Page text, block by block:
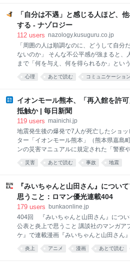
る人が新たに被爆者に認定されました。
者」は、広島との格差やことし発表され
の人体
ます。[1]Anthropic CEOも似たようなこ
ます。[2]それどころか、すでに業務アプ
企業で内製する事例が出ています。[3] 可
せるつもりでいるということです。その
るくらいです。 思い返してみてください
ChatGPTがすごいと大きく話題になった
の話です。その前はAIは一部の技術オタ
「自分は不遇」と感じる人ほど、
する - ナゾロジー
112 users nazology.kusuguru.co.jp
「周囲の人は順調なのに、どうして自分
ないのか」 そんな不公平感が強まると、
まで「何を与え、何を得られるか」とい
見るようになるかもしれません。 中国人
（Renmin University of China）の研究チ
人間関係を取引のように捉え、相手が自分
れほど役立つかを重視する傾向が示されま
成果は2025年10月30日付で学術誌『
次 「自分だけが報われない」という感覚
変えるのか不遇感は「優しさ」を軽視さ
つ能力」を上乗せする 「自分だけが報わ
う感覚は人間関係を変えるのか 私たちは
心理 あとで読む コミュニケーション
イオンモール熊本、「再入館を許
抵触か | 毎日新聞
119 users mainichi.jp
地震発生後の爆発で7人が死亡したショッ
ター「イオンモール熊本」（熊本県嘉島
ンの災害マニュアルに規定された「警察
よる安全確認」が完了する前に、テナン
設内に戻っていたことが関係者への取材
に許可を得たとする証言が複数あり、イ
規定に反していた疑いがある。 正式アナ
たが… イオンによると、社内の災害マニ
察や消防などの行政機関と連携した施設
実施。その結果を踏まえて施設の責任者
を各テナントなどに伝える流れになって
は、マニュアルに基づき、警察に地震発
災害 あとで読む 事故 地震
『みいちゃんと山田さん』につい
思うこと：ロマン優光連載404
179 users bunkaonline.jp
404回 『みいちゃんと山田さん』につ
公表と炎上で思うこと 講談社のマンガア
ケ』で連載漫画『みいちゃんと山田さん
されるという情報が発表され、どういう
ムで公開され、どういうスタッフで製作
炎上 アニメ 漫画 あとで読む